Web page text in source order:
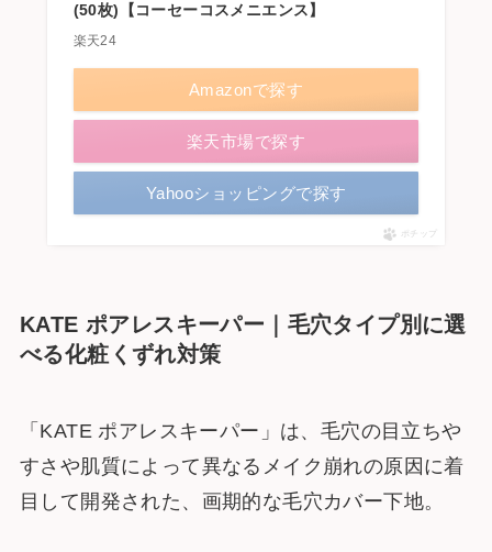
(50枚)【コーセーコスメニエンス】
楽天24
Amazonで探す
楽天市場で探す
Yahooショッピングで探す
ポチップ
KATE ポアレスキーパー｜毛穴タイプ別に選
べる化粧くずれ対策
「KATE ポアレスキーパー」は、毛穴の目立ちや
すさや肌質によって異なるメイク崩れの原因に着
目して開発された、画期的な毛穴カバー下地。